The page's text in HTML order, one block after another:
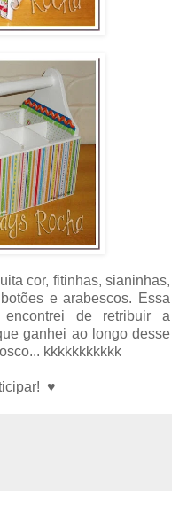
cor, fitinhas, sianinhas,
e arabescos. Essa
de retribuir a
ganhei ao longo desse
kkkkkkkkkkk
♥